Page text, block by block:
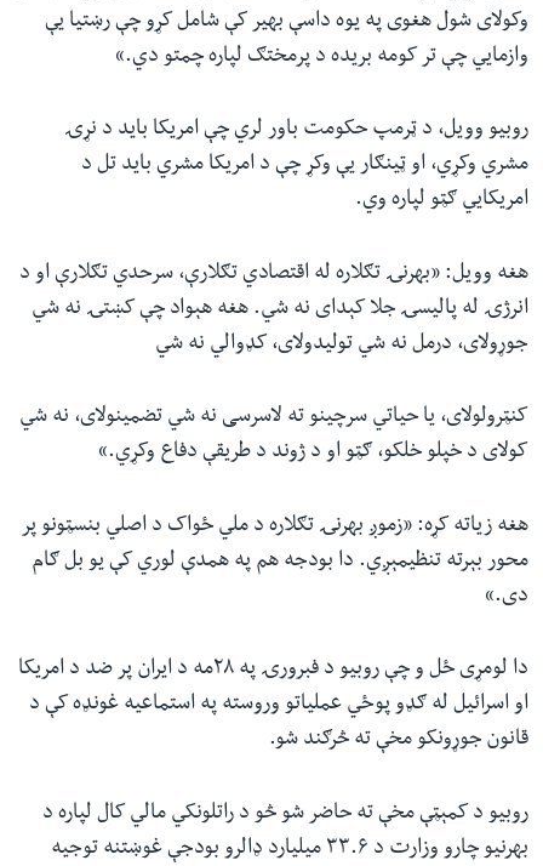
وکولای شول هغوی په یوه داسې بهیر کې شامل کړو چې رښتیا یې
وازمایي چې تر کومه بریده د پرمختګ لپاره چمتو دي.»
روبیو وویل، د ټرمپ حکومت باور لري چې امریکا باید د نړۍ
مشري وکړي، او ټینګار یې وکړ چې د امریکا مشري باید تل د
امریکایي ګټو لپاره وي.
هغه وویل: «بهرنۍ تګلاره له اقتصادي تګلارې، سرحدي تګلارې او د
انرژۍ له پالیسۍ جلا کېدای نه شي. هغه هېواد چې کښتۍ نه شي
جوړولای، درمل نه شي تولیدولای، کډوالي نه شي
کنټرولولای، یا حیاتي سرچینو ته لاسرسی نه شي تضمینولای، نه شي
کولای د خپلو خلکو، ګټو او د ژوند د طریقې دفاع وکړي.»
هغه زیاته کړه: «زموږ بهرنۍ تګلاره د ملي ځواک د اصلي بنسټونو پر
محور بېرته تنظیمېږي. دا بودجه هم په همدې لوري کې یو بل ګام
دی.»
دا لومړی ځل و چې روبیو د فبرورۍ په ۲۸مه د ایران پر ضد د امریکا
او اسرائیل له ګډو پوځي عملیاتو وروسته په استماعیه غونډه کې د
قانون جوړونکو مخې ته څرګند شو.
روبیو د کمېټې مخې ته حاضر شو څو د راتلونکي مالي کال لپاره د
بهرنیو چارو وزارت د ۳۳.۶ میلیارد ډالرو بودجې غوښتنه توجیه